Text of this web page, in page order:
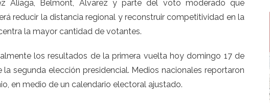
Aliaga, Belmont, Álvarez y parte del voto moderado que
reducir la distancia regional y reconstruir competitividad en la
la mayor cantidad de votantes.
los resultados de la primera vuelta hoy domingo 17 de
segunda elección presidencial. Medios nacionales reportaron
en medio de un calendario electoral ajustado.